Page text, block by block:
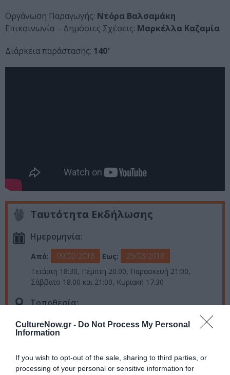
CultureNow.gr - Do Not Process My Personal
Information
If you wish to opt-out of the sale, sharing to third parties, or
processing of your personal or sensitive information for
Οργάνωση Παραγωγής: Ντόρα Βαλσαμάκη
Επικοινωνία – Δημόσιες Σχέσεις: Μαρκέλλα Καζαμία
Διάρκεια παράστασης: 140′
Ταυτότητα Εκδήλωσης
Ημερομηνία:
Από: 09/02/2018 Εως:
25/03/2018
Τετάρτη 18:30, Πέμπτη 20.00, Παρασκευή 21:00,
Σάββατο 18.00 και 21:00, Κυριακή 17:30
Τοποθεσία:
Θέατρο Ακροπόλ, Ιπποκράτους 9, Αθήνα
Eισιτήρια: